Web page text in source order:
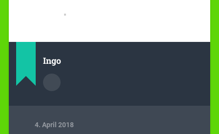
Ingo
4. April 2018